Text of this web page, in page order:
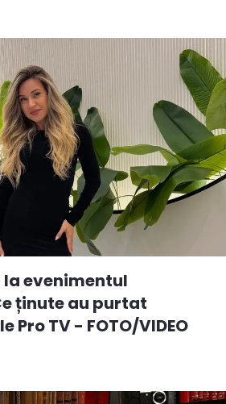
evenimentul
ținute au purtat
Pro TV - FOTO/VIDEO